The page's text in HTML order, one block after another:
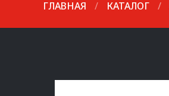
ГЛАВНАЯ / КАТАЛОГ /